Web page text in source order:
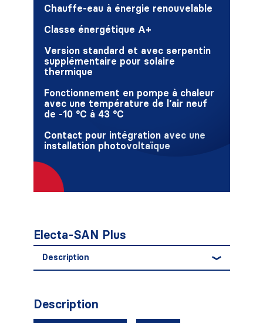
Chauffe-eau à énergie renouvelable
Classe énergétique A+
Version standard et avec serpentin
supplémentaire pour solaire
thermique
Fonctionnement en pompe à chaleur
avec une température de l’air neuf
de -10 °C à 43 °C
Contact pour intégration avec une
installation photovoltaïque
Electa-SAN Plus
Description
Description